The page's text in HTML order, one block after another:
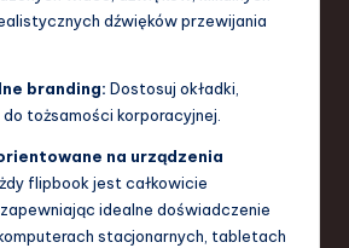
dźwięków przewijania
branding: Dostosuj okładki,
tożsamości korporacyjnej.
na urządzenia
flipbook jest całkowicie
idealne doświadczenie
stacjonarnych, tabletach